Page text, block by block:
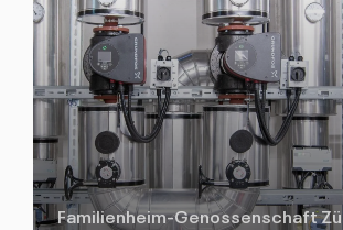
Familienheim-Genossenschaft